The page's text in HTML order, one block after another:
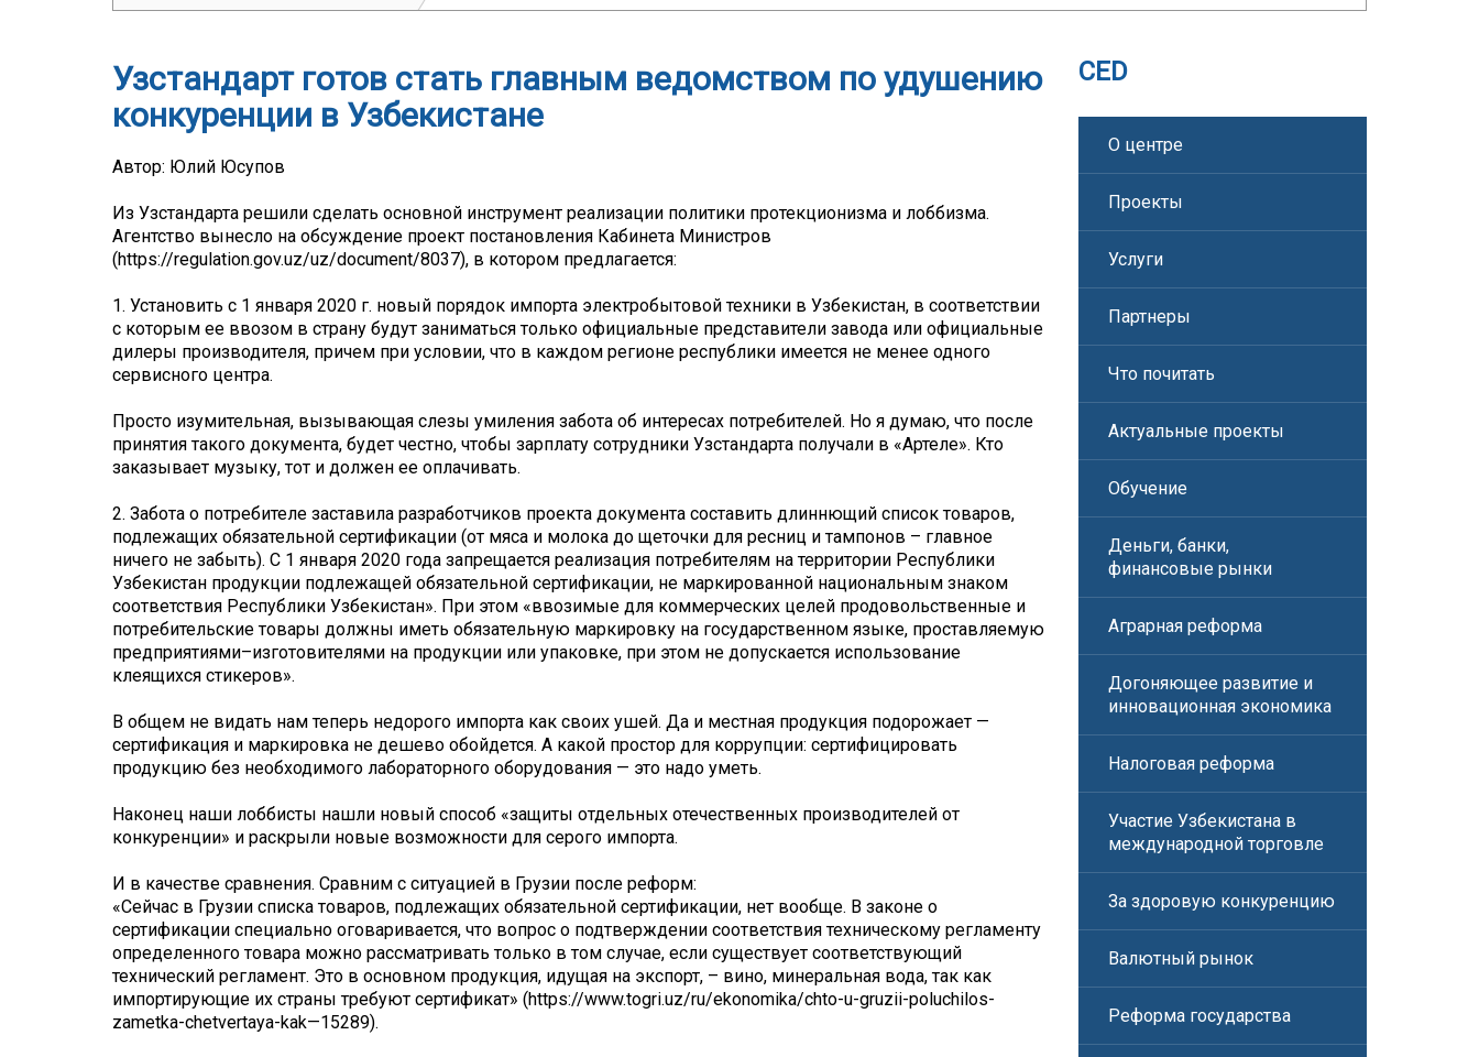
Узстандарт готов стать главным ведомством по удушению
конкуренции в Узбекистане
Автор: Юлий Юсупов
Из Узстандарта решили сделать основной инструмент реализации политики протекционизма и лоббизма.
Агентство вынесло на обсуждение проект постановления Кабинета Министров
(https://regulation.gov.uz/uz/document/8037), в котором предлагается:
1. Установить с 1 января 2020 г. новый порядок импорта электробытовой техники в Узбекистан, в соответствии
с которым ее ввозом в страну будут заниматься только официальные представители завода или официальные
дилеры производителя, причем при условии, что в каждом регионе республики имеется не менее одного
сервисного центра.
Просто изумительная, вызывающая слезы умиления забота об интересах потребителей. Но я думаю, что после
принятия такого документа, будет честно, чтобы зарплату сотрудники Узстандарта получали в «Артеле». Кто
заказывает музыку, тот и должен ее оплачивать.
2. Забота о потребителе заставила разработчиков проекта документа составить длиннющий список товаров,
подлежащих обязательной сертификации (от мяса и молока до щеточки для ресниц и тампонов – главное
ничего не забыть). С 1 января 2020 года запрещается реализация потребителям на территории Республики
Узбекистан продукции подлежащей обязательной сертификации, не маркированной национальным знаком
соответствия Республики Узбекистан». При этом «ввозимые для коммерческих целей продовольственные и
потребительские товары должны иметь обязательную маркировку на государственном языке, проставляемую
предприятиями–изготовителями на продукции или упаковке, при этом не допускается использование
клеящихся стикеров».
В общем не видать нам теперь недорого импорта как своих ушей. Да и местная продукция подорожает —
сертификация и маркировка не дешево обойдется. А какой простор для коррупции: сертифицировать
продукцию без необходимого лабораторного оборудования — это надо уметь.
Наконец наши лоббисты нашли новый способ «защиты отдельных отечественных производителей от
конкуренции» и раскрыли новые возможности для серого импорта.
И в качестве сравнения. Сравним с ситуацией в Грузии после реформ:
«Сейчас в Грузии списка товаров, подлежащих обязательной сертификации, нет вообще. В законе о
сертификации специально оговаривается, что вопрос о подтверждении соответствия техническому регламенту
определенного товара можно рассматривать только в том случае, если существует соответствующий
технический регламент. Это в основном продукция, идущая на экспорт, – вино, минеральная вода, так как
импортирующие их страны требуют сертификат» (https://www.togri.uz/ru/ekonomika/chto-u-gruzii-poluchilos-
zametka-chetvertaya-kak—15289).
CED
О центре
Проекты
Услуги
Партнеры
Что почитать
Актуальные проекты
Обучение
Деньги, банки,
финансовые рынки
Аграрная реформа
Догоняющее развитие и
инновационная экономика
Налоговая реформа
Участие Узбекистана в
международной торговле
За здоровую конкуренцию
Валютный рынок
Реформа государства